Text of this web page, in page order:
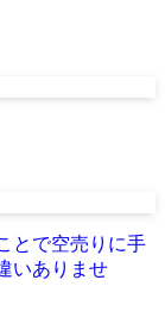
とで空売りに手
いありませ